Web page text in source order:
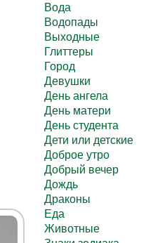
Вода
Водопады
Выходные
Глиттеры
Город
Девушки
День ангела
День матери
День студента
Дети или детские
Доброе утро
Добрый вечер
Дождь
Драконы
Еда
Животные